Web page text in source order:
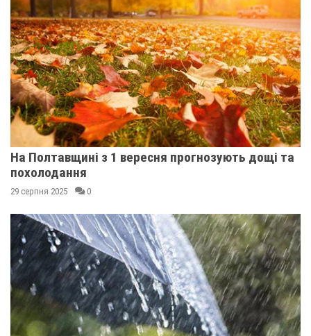
На Полтавщині з 1 вересня прогнозують дощі та
похолодання
29 серпня 2025 0